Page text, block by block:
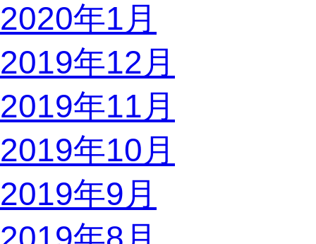
2020年1月
2019年12月
2019年11月
2019年10月
2019年9月